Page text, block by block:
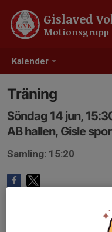
Kalender
Gislaved
Motionsgrupp
Träning
Söndag 14 jun,
AB hallen, Gisle
Samling: 15:20